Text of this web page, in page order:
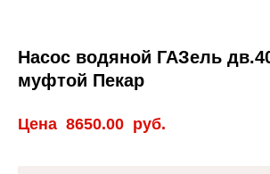
Насос водяной ГАЗель
муфтой Пекар
Цена 8650.00 руб.